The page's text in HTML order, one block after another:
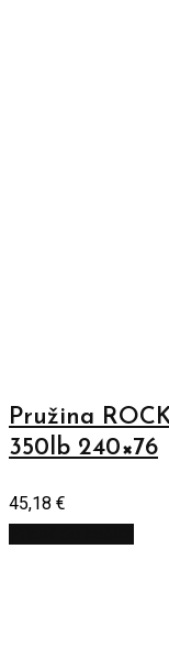
Pružina
350lb 240×76
45,18 €